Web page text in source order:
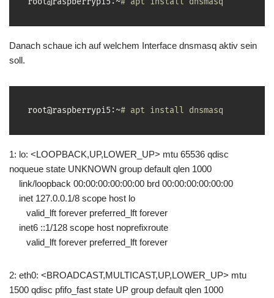
Danach schaue ich auf welchem Interface dnsmasq aktiv sein
soll.
root@raspberrypi5:~# apt install dnsmasq
1: lo: <LOOPBACK,UP,LOWER_UP> mtu 65536 qdisc
noqueue state UNKNOWN group default qlen 1000
link/loopback 00:00:00:00:00:00 brd 00:00:00:00:00:00
inet 127.0.0.1/8 scope host lo
valid_lft forever preferred_lft forever
inet6 ::1/128 scope host noprefixroute
valid_lft forever preferred_lft forever
2: eth0: <BROADCAST,MULTICAST,UP,LOWER_UP> mtu
1500 qdisc pfifo_fast state UP group default qlen 1000